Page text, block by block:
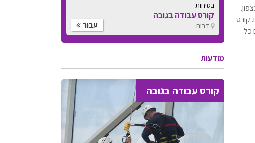
קורס
כל
בטיחות
קורס עבודה בגובה
דרום עבור
מודעות
קורס עבודה בגובה